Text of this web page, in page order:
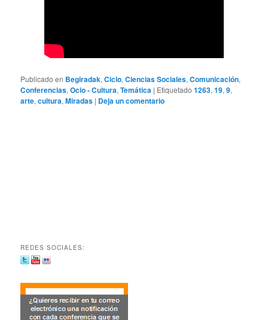
Publicado en Begiradak,Ciclo,Ciencias Sociales,Comunicación,
Conferencias,Ocio - Cultura,Temática | Etiquetado 1263,19,9,
arte,cultura,Miradas | Deja un comentario
REDES SOCIALES: